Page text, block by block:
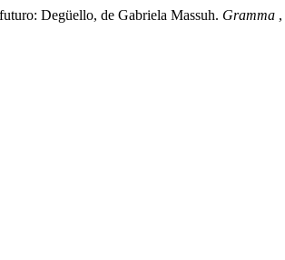
Degüello, de Gabriela Massuh. Gramma ,